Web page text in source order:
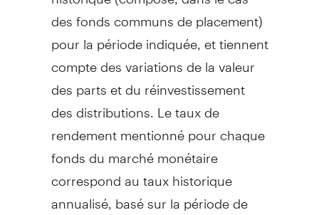
des fonds communs de placement)
pour la période indiquée, et tiennent
compte des variations de la valeur
des parts et du réinvestissement
des distributions. Le taux de
rendement mentionné pour chaque
fonds du marché monétaire
correspond au taux historique
annualisé, basé sur la période de